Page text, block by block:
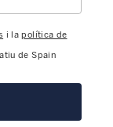
i lapolítica de
de Spain